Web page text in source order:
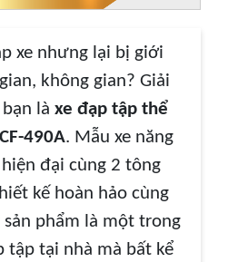
xe nhưng lại bị giới
không gian? Giải
là xe đạp tập thể
490A. Mẫu xe năng
đại cùng 2 tông
kế hoàn hảo cùng
phẩm là một trong
tập tại nhà mà bất kể